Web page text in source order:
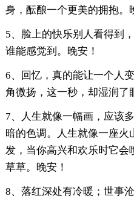
身，酝酿一个更美的拥抱。
5、脸上的快乐别人看得到
谁能感觉到。晚安！
6、回忆，真的能让一个人
角微扬，这一秒，却湿润了
7、人生就像一幅画，应该
暗的色调。人生就像一座火
发，当你高兴和欢乐时它会
草草。晚安！
8、落红深处有冷暖；世事